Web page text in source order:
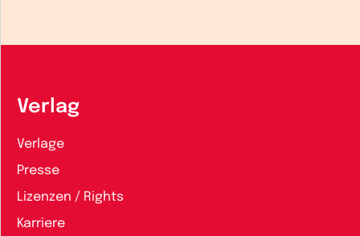
Verlag
Verlage
Presse
Lizenzen / Rights
Karriere